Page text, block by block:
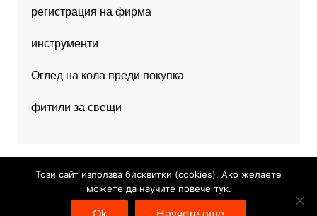
регистрация на фирма
инструменти
Оглед на кола преди покупка
фитили за свещи
Copyright © 2026 Hobby News. All rights reserved.
Този сайт използва бисквитки (cookies). Ако желаете
можете да научите повече тук.